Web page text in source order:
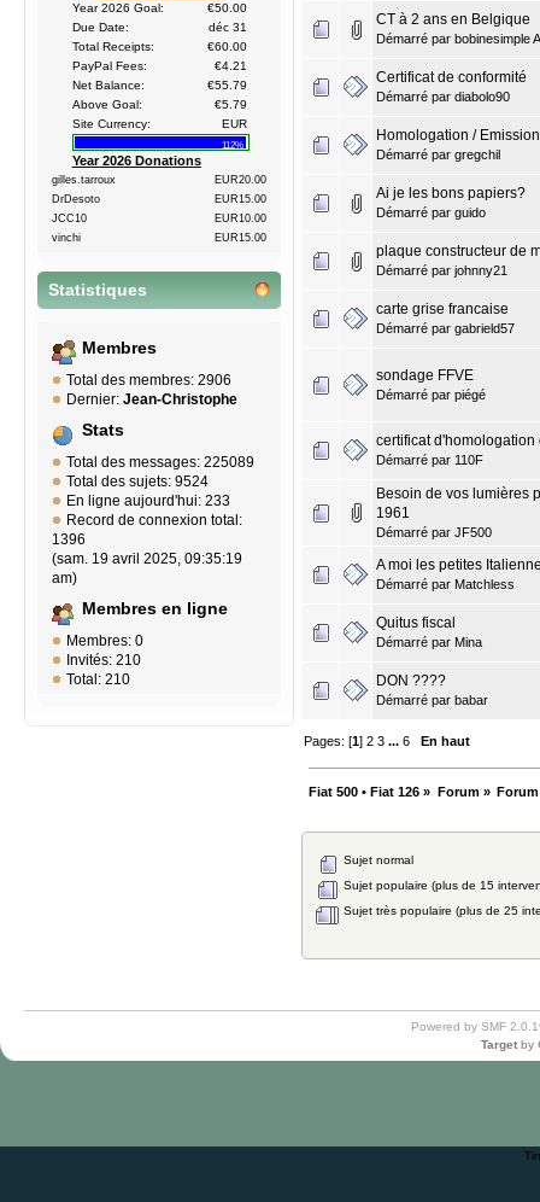
Year 2026 Goal:
€50.00
Due Date:
déc 31
Total Receipts:
€60.00
PayPal Fees:
€4.21
Net Balance:
€55.79
Above Goal:
€5.79
Site Currency:
EUR
112%
Year 2026 Donations
gilles.tarroux
EUR20.00
DrDesoto
EUR15.00
JCC10
EUR10.00
vinchi
EUR15.00
Statistiques
Membres
Total des membres: 2906
Dernier: Jean-Christophe
Stats
Total des messages: 225089
Total des sujets: 9524
En ligne aujourd'hui: 233
Record de connexion total:
1396
(sam. 19 avril 2025, 09:35:19
am)
Membres en ligne
Membres: 0
Invités: 210
Total: 210
CT à 2 ans en Belgique
Démarré par bobinesimple
Certificat de conformité
Démarré par diabolo90
Homologation /
Démarré par gregchil
Ai je les bons papiers?
Démarré par guido
plaque constructeur de
Démarré par johnny21
carte grise francaise
Démarré par gabrield57
sondage FFVE
Démarré par piégé
certificat d'homologation
Démarré par 110F
Besoin de vos lumières
1961
Démarré par JF500
A moi les petites
Démarré par Matchless
Quitus fiscal
Démarré par Mina
DON ????
Démarré par babar
Pages: [1]2 3 ...6 En haut
Fiat 500 • Fiat 126 » Forum»
Sujet normal
Sujet populaire (plus de 15
Sujet très populaire (plus de 25
Powered by SMF
Target by